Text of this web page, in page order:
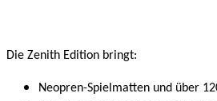
Die Zenith Edition bringt:
Neopren-Spielmatten und über